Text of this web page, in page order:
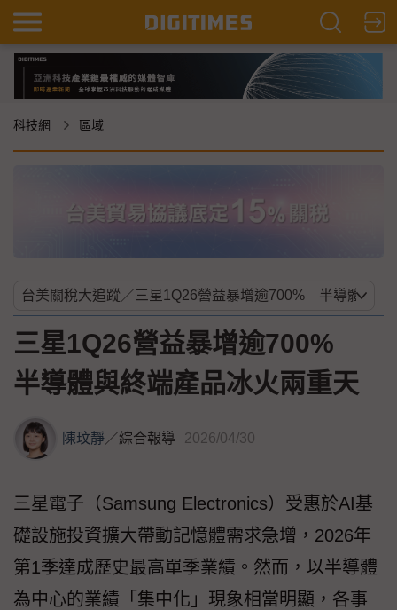
科技網 區域
三星1Q26營益暴增逾700%
半導體與終端產品冰火兩重天
陳玟靜／綜合報導 2026/04/30
三星電子（Samsung Electronics）受惠於AI基
礎設施投資擴大帶動記憶體需求急增，2026年
第1季達成歷史最高單季業績。然而，以半導體
為中心的業績「集中化」現象相當明顯，各事